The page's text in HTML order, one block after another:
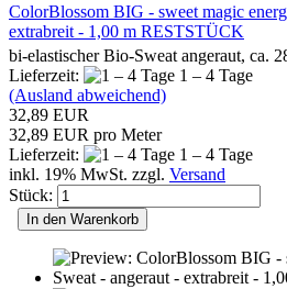
ColorBlossom BIG - sweet magic
extrabreit - 1,00 m RESTSTÜCK
bi-elastischer Bio-Sweat angeraut, ca.
Lieferzeit:
1 – 4 Tage
(Ausland abweichend)
32,89 EUR
32,89 EUR pro Meter
Lieferzeit:
1 – 4 Tage
inkl. 19% MwSt. zzgl. Versand
Stück:
In den Warenkorb